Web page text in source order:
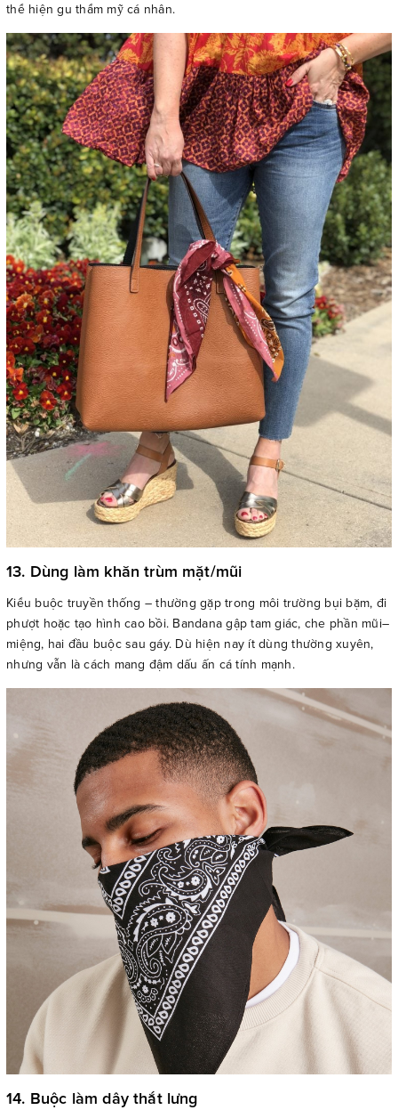
thể hiện gu thẩm mỹ cá nhân.
13. Dùng làm khăn trùm mặt/mũi
Kiểu buộc truyền thống – thường gặp trong môi trường bụi bặm, đi
phượt hoặc tạo hình cao bồi. Bandana gập tam giác, che phần mũi–
miệng, hai đầu buộc sau gáy. Dù hiện nay ít dùng thường xuyên,
nhưng vẫn là cách mang đậm dấu ấn cá tính mạnh.
14. Buộc làm dây thắt lưng